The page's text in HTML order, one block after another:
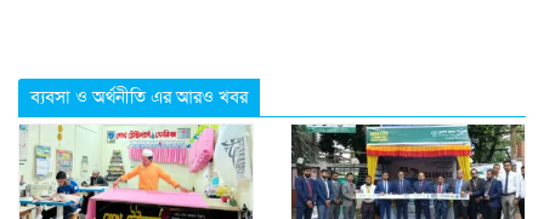
ব্যবসা ও অর্থনীতি এর আরও খবর